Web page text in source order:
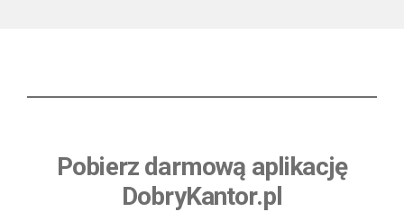
Pobierz darmową aplikację
DobryKantor.pl